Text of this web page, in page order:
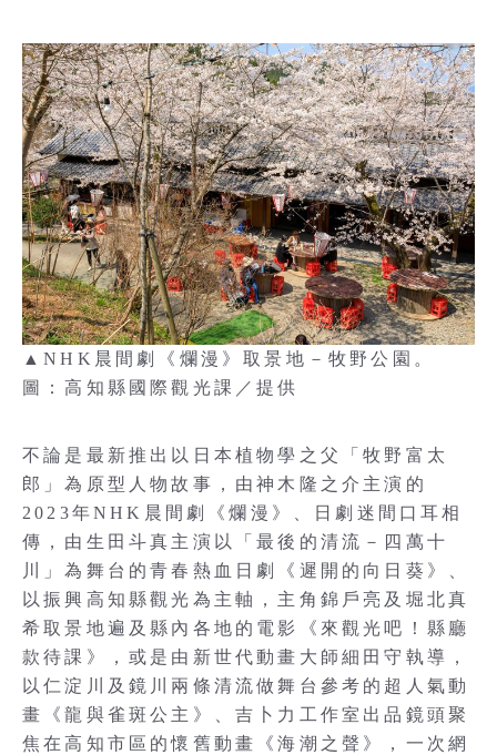
▲NHK晨間劇《爛漫》取景地－牧野公園。
圖：高知縣國際觀光課／提供
不論是最新推出以日本植物學之父「牧野富太
郎」為原型人物故事，由神木隆之介主演的
2023年NHK晨間劇《爛漫》、日劇迷間口耳相
傳，由生田斗真主演以「最後的清流－四萬十
川」為舞台的青春熱血日劇《遲開的向日葵》、
以振興高知縣觀光為主軸，主角錦戶亮及堀北真
希取景地遍及縣內各地的電影《來觀光吧！縣廳
款待課》，或是由新世代動畫大師細田守執導，
以仁淀川及鏡川兩條清流做舞台參考的超人氣動
畫《龍與雀斑公主》、吉卜力工作室出品鏡頭聚
焦在高知市區的懷舊動畫《海潮之聲》，一次網